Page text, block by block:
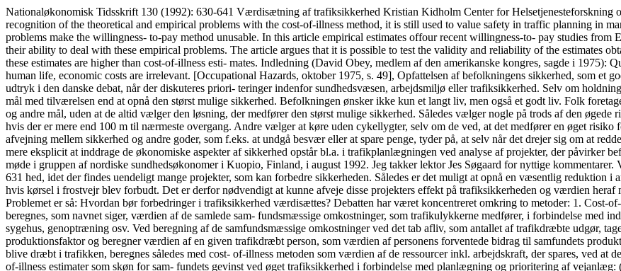
Nationaløkonomisk Tidsskrift 130 (1992): 630-641 Værdisætning af trafiksikkerhed Kristian Kidholm Center for Helsetjenesteforskning og Socialpolitik, Odense Universitet SUMMARY: Despite the recognition of the theoretical and empirical problems with the cost-of-illness method, it is still used to value safety in traffic planning in many countries, including Denmark. The argument used is that empirical problems make the willingness- to-pay method unusable. In this article empirical estimates offour recent willingness-to- pay studies from England, Sweden, Austria and New Zealand are examined with regard to their ability to deal with these empirical problems. The article argues that it is possible to test the validity and reliability of the estimates obtained with the Contingent Valuation method used in the studies and that these estimates are higher than cost-of-illness esti- mates. Indledning (David Obey, medlem af den amerikanske kongres, sagde i 1975): Quite firankly, I believe that when you’re dealing in questions related to human life, economic costs are irrelevant. [Occupational Hazards, oktober 1975, s. 49], Opfattelsen af befolkningens sikkerhed, som et gode der ikke må begrænses af økono- miske restriktioner, kommer også til udtryk i den danske debat, når der diskuteres priori- teringer indenfor sundhedsvæsen, arbejdsmiljø eller trafiksikkerhed. Selv om holdningen virker intuitiv forståelig, er det også klart, at befolkningen har an- dre mål med tilværelsen end at opnå den størst mulige sikkerhed. Befolkningen ønsker ikke kun et langt liv, men også et godt liv. Folk foretager derfor til daglig valg, som inde- holder en afvejning mellem sikkerhed og andre mål, uden at de altid vælger den løsning, der medfører den størst mulige sikkerhed. Således vælger nogle på trods af den øgede ri- siko at krydse en trafikeret vej uden at benytte fodgængerovergang, hvis der er mere end 100 m til nærmeste overgang. Andre vælger at køre uden cykellygter, selv om de ved, at det medfører en øget risiko for at komme til skade i trafikken. At befolkningen til daglig foretager afvejning mellem sikkerhed og andre goder, som f.eks. at undgå besvær eller at spare penge, tyder på, at selv når det drejer sig om at redde liv, er det rimeligt, at der tages hensyn til omkostningerne. Behovet for mere eksplicit at inddrage de økonomiske aspekter af sikkerhed opstår bl.a. i trafikplanlægningen ved analyse af projekter, der påvirker befolkningens sikker- Artiklen er et sammendrag af et papir præsenteret ved møde i gruppen af nordiske sundhedsøkonomer i Kuopio, Finland, i august 1992. Jeg takker lektor Jes Søgaard for nyttige kommentarer. VÆRDISÆTNING AF SIKKERHED I TRAFIKPLANLÆGNING 631 hed, idet der findes uendeligt mange projekter, som kan forbedre sikkerheden. Således er det muligt at opnå en væsentlig reduktion i antallet af trafikdræbte, hvis samtlige vej- kryds blev lysreguleret, eller hvis kørsel i frostvejr blev forbudt. Det er derfor nødvendigt at kunne afveje disse projekters effekt på trafiksikkerheden og værdien heraf mod de omkostninger, der er forbundet med projekternes gennemførelse. Problemet er så: Hvordan bør forbedringer i trafiksikkerhed værdisættes? Debatten har været koncentreret omkring to metoder: 1. Cost-of-illness metoden 2. Betalingsviljemetoden I cost-of-illness metoden beregnes, som navnet siger, værdien af de samlede sam- fundsmæssige omkostninger, som trafikulykkerne medfører, i forbindelse med indsats af politi, Falck og brandvæsen, materielle skader, behandling på sygehus, genoptræning osv. Ved beregning af de samfundsmæssige omkostninger ved det tab afliv, som antallet af trafikdræbte udgør, tager cost-of-illness metoden udgangspunkt i menneskets værdi som produktionsfaktor og beregner værdien af en given trafikdræbt person, som værdien af personens forventede bidrag til samfundets produktion. Den opnåede gevinst ved et projekt, der nedsætter risikoen for at blive dræbt i trafikken, beregnes således med cost- of-illness metoden som værdien af de ressourcer inkl. arbejdskraft, der spares, ved at der sker færre trafikulykker. Det er imidlertid problematisk at anvende cost-of-illness estimater som skøn for sam- fundets gevinst ved øget trafiksikkerhed i forbindelse med planlægning og prioritering af vejanlæg: (1) Det ligger implicit i betragtningen af mennesket som produktionsfaktor, at det overordnede mål for samfundet er at sikre den størst mulige produktion. Ønsker man. som i velfærdsøkonomien, at lade befolkningens opfattelse være afgørende, er denne produktionsbetragtning imidlertid for snæver, idet befolkningen må forventes at inddra- ge andre forhold end de produktionsmæssige implikationer af ulykker ved værdisætning af sikkerhed. (2) Problemet med at beregne individets bidrag til produktionen løses ofte i praksis ved at anvende individets aflønning på arbejdsmarkedet. Konsekvensen heraf er, at mænd pga. lønforskellen og manglende værdisætning af hjemmegående kvinders pro- duktion værdisættes højere end kvinder og at pensionister, som ikke har en erhvervsind- komst, værdisættes til nul. (3) Manglende hensyntagen til individuelle vurderinger af ulykkernes velfærdsmæs- sige konsekvenser medfører, at cost-of-illness estimater bliver uanvendelige i cost-bene- fit analyser i forbindelse med prioritering, idet cost-benefit analysen netop tager ud- gangspunkt i individuel efterspørgsel. 632 NATIONALØKONOMISK TIDSSKRIFT 1992. NR. 4 I Danmark har Vejdirektoratet, ligesom trafikmyndighedeme i resten af Europa (und- tagen England og Sverige), hidtil anvendt cost-of-illness estimater ved værdisætning af trafiksikkerhed. Man kan på baggrund af de opstillede problemer med metoden spørge: Hvorfor er cost-of-illness estimater alligevel blevet anvendt? Argumentet har været, at selv om den alternative metode - betalingsviljemetoden - er den teoretisk korrekte, er de empiriske problemer med denne metode så store, at den ikke er anvendelig i praksis. Så- ledes står der i Vejdirektoratets rapport ffa 1983: Det står derfor klart, at omkostningsanalysens metoder og resultater principielt ikke er i over- ensstemmelse med cost-benefit analysens formelle forudsætninger. Det er dog rimeligt at an- føre, at der på nuværende tidspunkt ikke eksisterer anvendelige metoder til bestemmelse af værdien af en risikoreduktion. [Vejdirektoratet. 1983. Trafikuheldsomkostninger, s. 11]. Inden for de seneste 10 år er der imidlertid gennemført empiriske betalingsviljeunder- søgelser af værdien af reduktioner i risiko for trafikuheld i England af Jones-Lee et al. (1987), i Sverige af Persson & Cedervall (1991), i Østrig af Maier et al. (1989) og i New Zealand af Miller & Guria (1991), som har påvist, at det er muligt at begrænse og kon- trollere betalingsviljemetodens empiriske problemer. På baggrund af disse undersøgel- ser